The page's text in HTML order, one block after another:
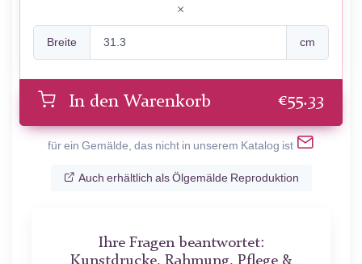
Breite cm
In den Warenkorb €55.33
für ein Gemälde, das nicht in unserem Katalog ist
Auch erhältlich als Ölgemälde Reproduktion
Ihre Fragen beantwortet: